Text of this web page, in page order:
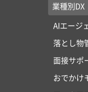
業種別DX
AIエージ
落とし物
面接サポ
おでかけ